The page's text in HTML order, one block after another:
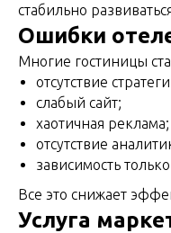
стабильно
Ошибки
Многие гостиницы
отсутствие
слабый сайт;
хаотичная реклама;
отсутствие
зависимость
Все это снижает
Услуга